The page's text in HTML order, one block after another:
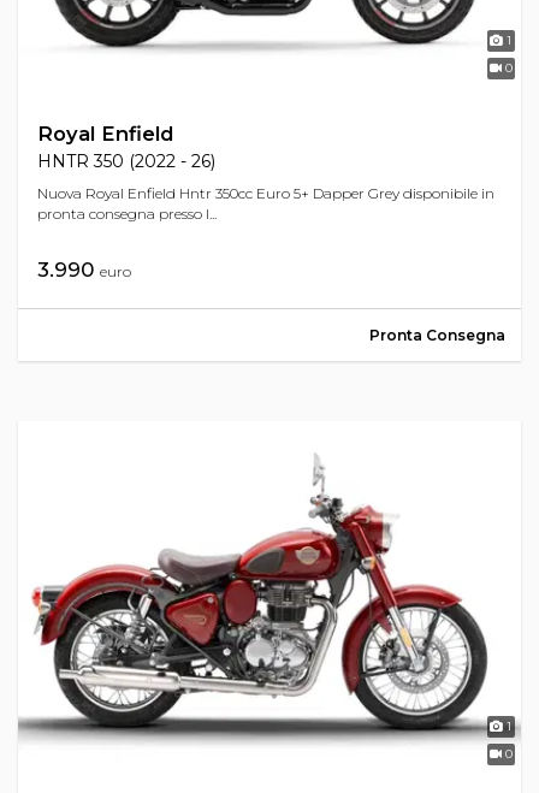
1
0
Royal Enfield
HNTR 350 (2022 - 26)
Nuova Royal Enfield Hntr 350cc Euro 5+ Dapper Grey disponibile in
pronta consegna presso l...
3.990 euro
Pronta Consegna
1
0